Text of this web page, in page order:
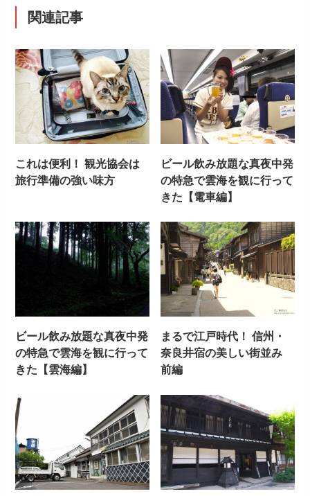
関連記事
これは便利！ 観光協会は
旅行準備の強い味方
ビール飲み放題な真夜中発
の特急で雲海を観に行って
きた【電車編】
ビール飲み放題な真夜中発
の特急で雲海を観に行って
きた【雲海編】
まるで江戸時代！ 信州・
奈良井宿の美しい街並み
前編